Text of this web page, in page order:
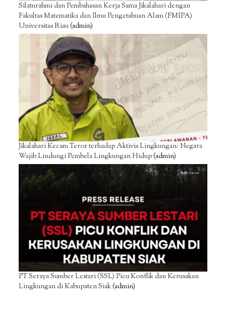
Silaturahmi dan Pembahasan Kerja Sama Jikalahari dengan
Fakultas Matematika dan Ilmu Pengetahuan Alam (FMIPA)
Universitas Riau(admin)
Jikalahari Kecam Teror terhadap Aktivis Lingkungan: Negara
Wajib Lindungi Pembela Lingkungan Hidup(admin)
PT Seraya Sumber Lestari (SSL) Picu Konflik dan Kerusakan
Lingkungan di Kabupaten Siak(admin)